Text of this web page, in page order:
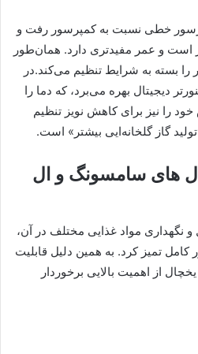
خطی نسبت به کمپرسور رفت و
است و عمر مفیدتری دارد. همان‌طور
بسته به شرایط تنظیم می‌کند.در
دیجیتال بهره می‌برد، که دما را
را نیز برای کاهش نویز تنظیم
گاز گلخانه‌ایی بیشتر» است.
های سامسونگ و ال
و نگهداری مواد غذایی مختلف در آن،
تمیز کرد. به همین دلیل قابلیت
از اهمیت بالایی برخوردار